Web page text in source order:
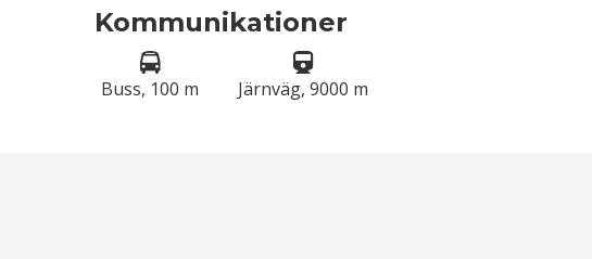
Kommunikationer
Buss, 100 m Järnväg, 9000 m